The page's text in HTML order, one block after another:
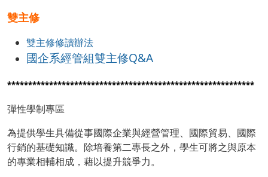
雙主修
雙主修修讀辦法
國企系經管組雙主修Q&A
***********************************************************
彈性學制專區
為提供學生具備從事國際企業與經營管理、國際貿易、國際
行銷的基礎知識。除培養第二專長之外，學生可將之與原本
的專業相輔相成，藉以提升競爭力。